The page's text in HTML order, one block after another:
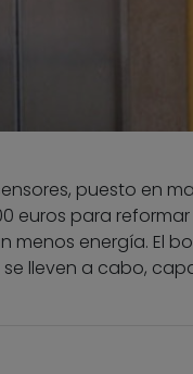
puesto en
euros para
menos energía. El
lleven a cabo,